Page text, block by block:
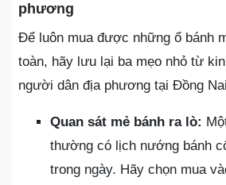
phương
Để luôn mua được những ổ bánh
toàn, hãy lưu lại ba mẹo nhỏ từ
người dân địa phương tại Đồng
Quan sát mẻ bánh ra lò:
thường có lịch nướng bánh
trong ngày. Hãy chọn mua